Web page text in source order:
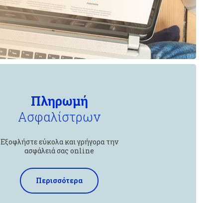
Πληρωμή
Ασφαλίστρων
Εξοφλήστε εύκολα και γρήγορα την
ασφάλειά σας online
Περισσότερα